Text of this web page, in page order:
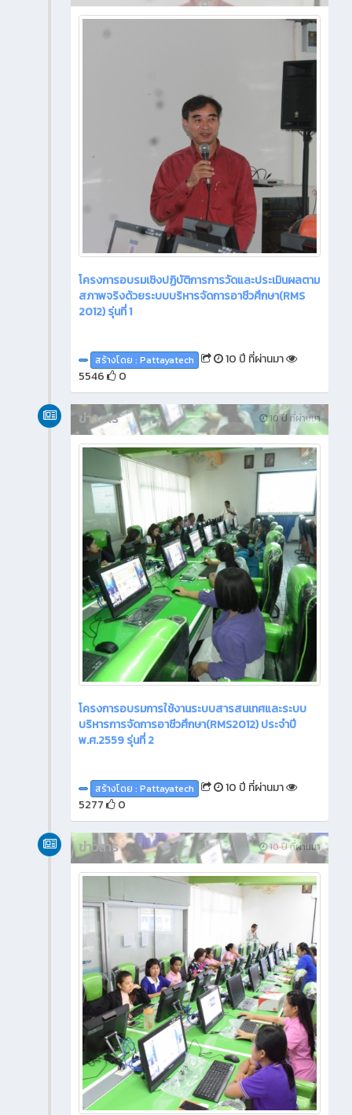
โครงการอบรมเชิงปฏิบัติการการวัดและประเมินผลตาม
สภาพจริงด้วยระบบบริหารจัดการอาชีวศึกษา(RMS
2012) รุ่นที่ 1
สร้างโดย : Pattayatech
10 ปี ที่ผ่านมา
5546
0
10 ปี ที่ผ่านมา
ข่าวสาร
โครงการอบรมการใช้งานระบบสารสนเทศและระบบ
บริหารการจัดการอาชีวศึกษา(RMS2012) ประจำปี
พ.ศ.2559 รุ่นที่ 2
สร้างโดย : Pattayatech
10 ปี ที่ผ่านมา
5277
0
10 ปี ที่ผ่านมา
ข่าวสาร